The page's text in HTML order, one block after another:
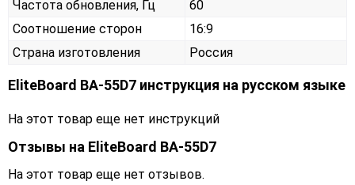
Частота обновления, Гц
60
Соотношение сторон
16:9
Страна изготовления
Россия
EliteBoard BA-55D7 инструкция на русском языке
На этот товар еще нет инструкций
Отзывы на EliteBoard BA-55D7
На этот товар еще нет отзывов.